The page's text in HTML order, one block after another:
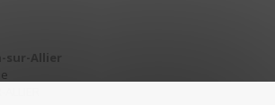
sur-Allier